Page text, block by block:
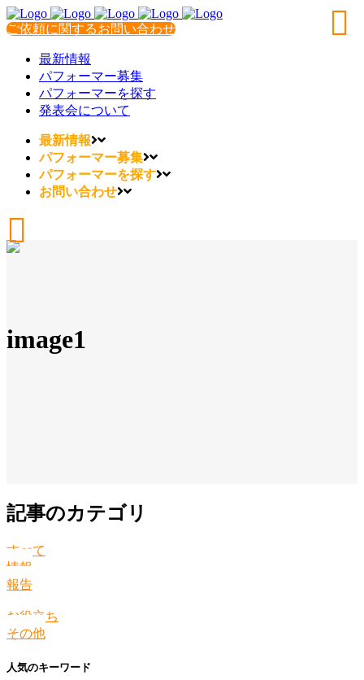
ご依頼に関するお問い合わせ
最新情報
パフォーマー募集
パフォーマーを探す
発表会について
最新情報
パフォーマー募集
パフォーマーを探す
お問い合わせ
image1
記事のカテゴリ
すべて
情報
報告
お役立ち
その他
人気のキーワード